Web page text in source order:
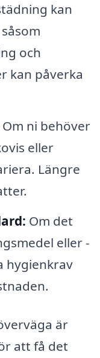
kan
och
kan påverka
Om ni behöver
eller
Längre
Om det
eller -
hygienkrav
är
att få det